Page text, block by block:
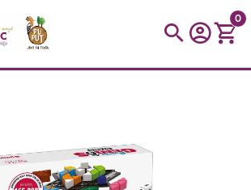
kidynight Puzzle
Botella
0